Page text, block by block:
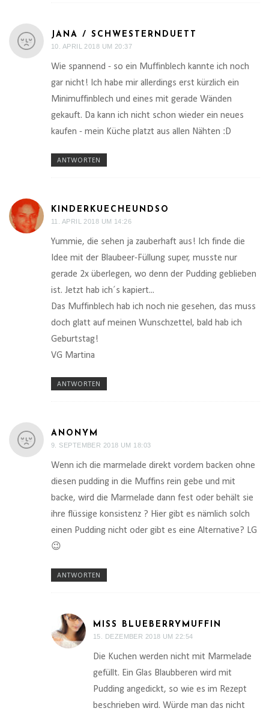
JANA / SCHWESTERNDUETT
10. APRIL 2018 UM 20:37
Wie spannend - so ein Muffinblech kannte ich noch
gar nicht! Ich habe mir allerdings erst kürzlich ein
Minimuffinblech und eines mit gerade Wänden
gekauft. Da kann ich nicht schon wieder ein neues
kaufen - mein Küche platzt aus allen Nähten :D
ANTWORTEN
KINDERKUECHEUNDSO
11. APRIL 2018 UM 14:26
Yummie, die sehen ja zauberhaft aus! Ich finde die
Idee mit der Blaubeer-Füllung super, musste nur
gerade 2x überlegen, wo denn der Pudding geblieben
ist. Jetzt hab ich´s kapiert...
Das Muffinblech hab ich noch nie gesehen, das muss
doch glatt auf meinen Wunschzettel, bald hab ich
Geburtstag!
VG Martina
ANTWORTEN
ANONYM
9. SEPTEMBER 2018 UM 18:03
Wenn ich die marmelade direkt vordem backen ohne
diesen pudding in die Muffins rein gebe und mit
backe, wird die Marmelade dann fest oder behält sie
ihre flüssige konsistenz ? Hier gibt es nämlich solch
einen Pudding nicht oder gibt es eine Alternative? LG
😉
ANTWORTEN
MISS BLUEBERRYMUFFIN
15. DEZEMBER 2018 UM 22:54
Die Kuchen werden nicht mit Marmelade
gefüllt. Ein Glas Blaubberen wird mit
Pudding angedickt, so wie es im Rezept
beschrieben wird. Würde man das nicht